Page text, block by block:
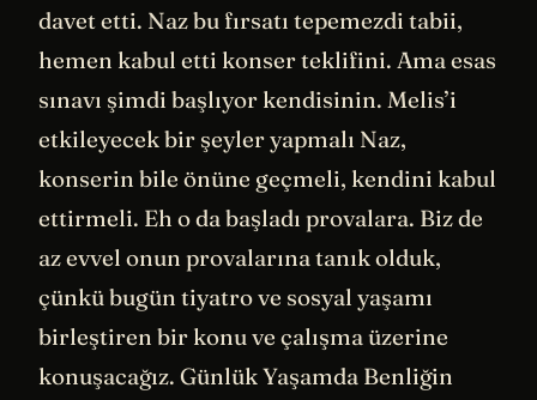
davet etti. Naz bu fırsatı tepemezdi tabii,
hemen kabul etti konser teklifini. Ama esas
sınavı şimdi başlıyor kendisinin. Melis’i
etkileyecek bir şeyler yapmalı Naz,
konserin bile önüne geçmeli, kendini kabul
ettirmeli. Eh o da başladı provalara. Biz de
az evvel onun provalarına tanık olduk,
çünkü bugün tiyatro ve sosyal yaşamı
birleştiren bir konu ve çalışma üzerine
konuşacağız. Günlük Yaşamda Benliğin